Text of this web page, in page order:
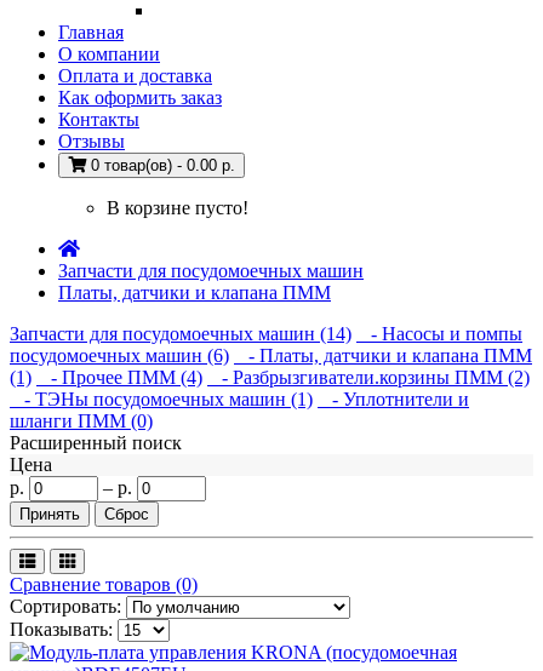
Главная
О компании
Оплата и доставка
Как оформить заказ
Контакты
Отзывы
0 товар(ов) - 0.00 р.
В корзине пусто!
Запчасти для посудомоечных машин
Платы, датчики и клапана ПММ
Запчасти для посудомоечных машин (14)
- Насосы и помпы
посудомоечных машин (6)
- Платы, датчики и клапана ПММ
(1)
- Прочее ПММ (4)
- Разбрызгиватели.корзины ПММ (2)
- ТЭНы посудомоечных машин (1)
- Уплотнители и
шланги ПММ (0)
Расширенный поиск
Цена
р.
– р.
Сравнение товаров (0)
Сортировать:
Показывать: